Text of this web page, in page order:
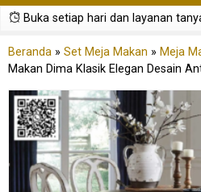
Buka setiap hari dan layanan
Beranda » Set Meja Makan » Meja
Makan Dima Klasik Elegan Desain